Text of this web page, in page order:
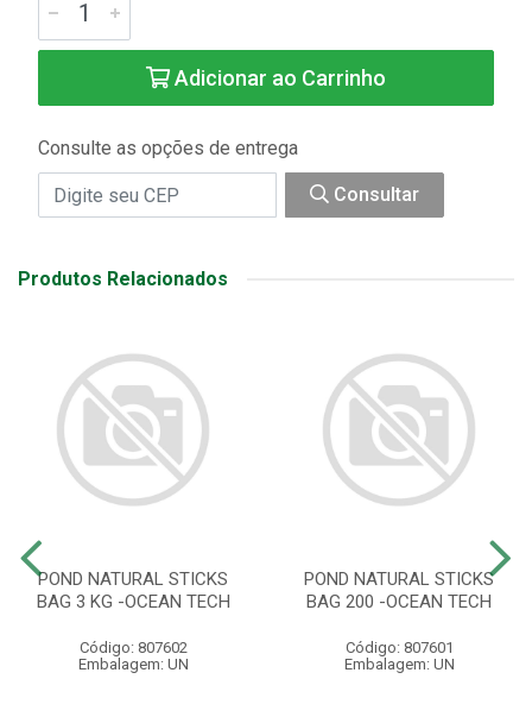
Adicionar ao Carrinho
Consulte as opções de entrega
Consultar
Produtos Relacionados
POND NATURAL STICKS
BAG 3 KG -OCEAN TECH
Código: 807602
Embalagem: UN
POND NATURAL STICKS
BAG 200 -OCEAN TECH
Código: 807601
Embalagem: UN